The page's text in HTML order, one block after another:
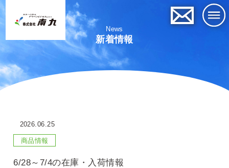
News
新着情報
2026.06.25
商品情報
6/28～7/4の在庫・入荷情報